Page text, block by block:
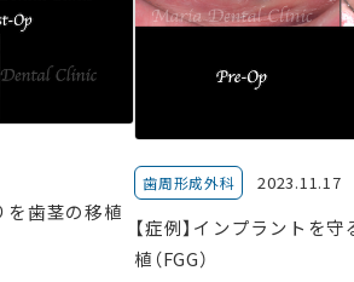
を歯茎の移植
歯周形成外科 2023.11.17
【症例】インプラントを
植（FGG）